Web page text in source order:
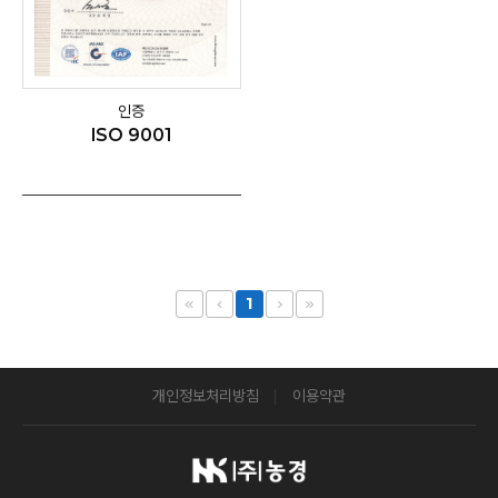
인증
ISO 9001
1
개인정보처리방침 이용약관